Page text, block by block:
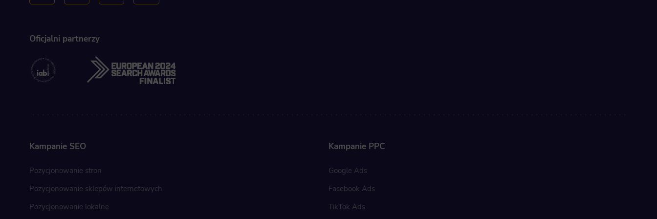
Oficjalni partnerzy
Kampanie SEO
Pozycjonowanie stron
Pozycjonowanie sklepów internetowych
Pozycjonowanie lokalne
Kampanie PPC
Google Ads
Facebook Ads
TikTok Ads